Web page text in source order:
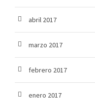
abril 2017
marzo 2017
febrero 2017
enero 2017